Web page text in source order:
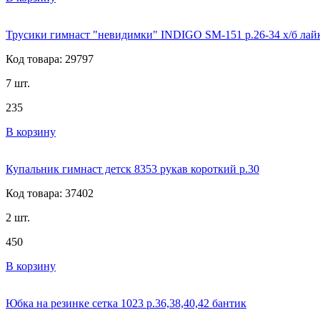
Трусики гимнаст "невидимки" INDIGO SM-151 р.26-34 х/б
Код товара: 29797
7 шт.
235
В корзину
Купальник гимнаст детск 8353 рукав короткий р.30
Код товара: 37402
2 шт.
450
В корзину
Юбка на резинке сетка 1023 р.36,38,40,42 бантик